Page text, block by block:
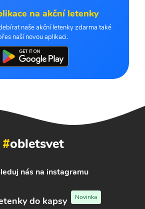
na akční letenky
naše akční letenky zdarma také
naší novou aplikaci.
#obletsvet
nás na instagramu
do kapsy Novinka